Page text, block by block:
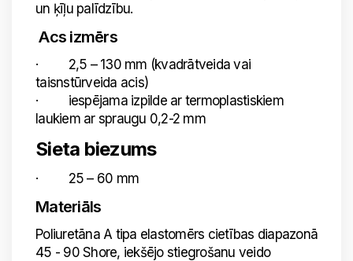
un ķīļu palīdzību.
Acs izmērs
· 2,5 – 130 mm (kvadrātveida vai
taisnstūrveida acis)
· iespējama izpilde ar termoplastiskiem
laukiem ar spraugu 0,2-2 mm
Sieta biezums
· 25 – 60 mm
Materiāls
Poliuretāna A tipa elastomērs cietības diapazonā
45 - 90 Shore, iekšējo stiegrošanu veido